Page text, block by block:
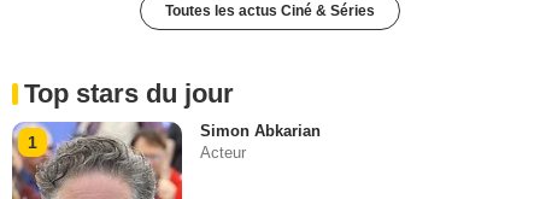
Toutes les actus Ciné & Séries
Top stars du jour
1
Simon Abkarian
Acteur